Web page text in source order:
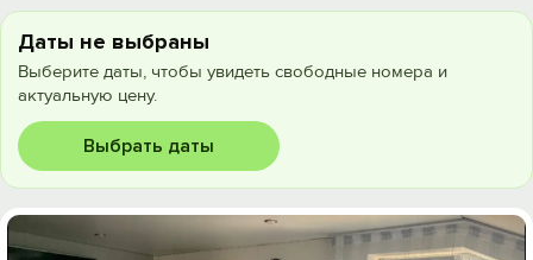
Даты не выбраны
Выберите даты, чтобы увидеть свободные номера и
актуальную цену.
Выбрать даты